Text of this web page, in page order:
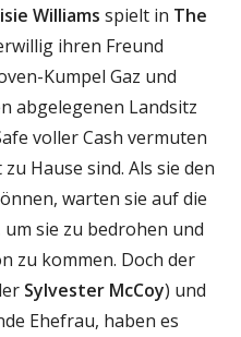
Williams spielt in The
ihren Freund
Kumpel Gaz und
abgelegenen Landsitz
voller Cash vermuten
Hause sind. Als sie den
warten sie auf die
sie zu bedrohen und
zu kommen. Doch der
Sylvester McCoy) und
Ehefrau, haben es